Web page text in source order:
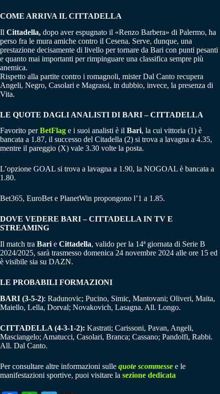
COME ARRIVA IL CITTADELLA
Il Cittadella, dopo aver espugnato il «Renzo Barbera» di Palermo, ha
perso fra le mura amiche contro il Cesena. Serve, dunque, una
prestazione decisamente di livello per tornare da Bari con punti pesanti
e quanto mai importanti per rimpinguare una classifica sempre più
anemica.
Rispetto alla partite contro i romagnoli, mister Dal Canto recupera
Angeli, Negro, Casolari e Magrassi, in dubbio, invece, la presenza di
Vita.
LE QUOTE DAGLI ANALISTI DI BARI – CITTADELLA
Favorito perBetFlag e i suoi analisti è il Bari, la cui vittoria (1) è
bancata a 1.87, il successo del Citadella (2) si trova a lavagna a 4.35,
mentre il pareggio (X) vale 3.30 volte la posta.
L’opzione GOAL si trova a lavagna a 1.90, la NOGOAL è bancata a
1.80.
Bet365, EuroBet e PlanetWin propongono l’1 a 1.85.
DOVE VEDERE BARI – CITTADELLA IN TV E
STREAMING
Il match tra Bari e Cittadella, valido per la 14ª giornata di Serie B
2024/2025, sarà trasmesso domenica 24 novembre 2024 alle ore 15 ed
è visibile sia su DAZN.
LE PROBABILI FORMAZIONI
BARI (3-5-2): Radunovic; Pucino, Simic, Mantovani; Oliveri, Maita,
Maiello, Lella, Dorval; Novakovich, Lasagna. All. Longo.
CITTADELLA (4-3-1-2): Kastrati; Carissoni, Pavan, Angeli,
Masciangelo; Amatucci, Casolari, Branca; Cassano; Pandolfi, Rabbi.
All. Dal Canto.
Per consultare altre informazioni sulle quote scommesse e le
manifestazioni sportive, puoi visitare la sezione dedicata